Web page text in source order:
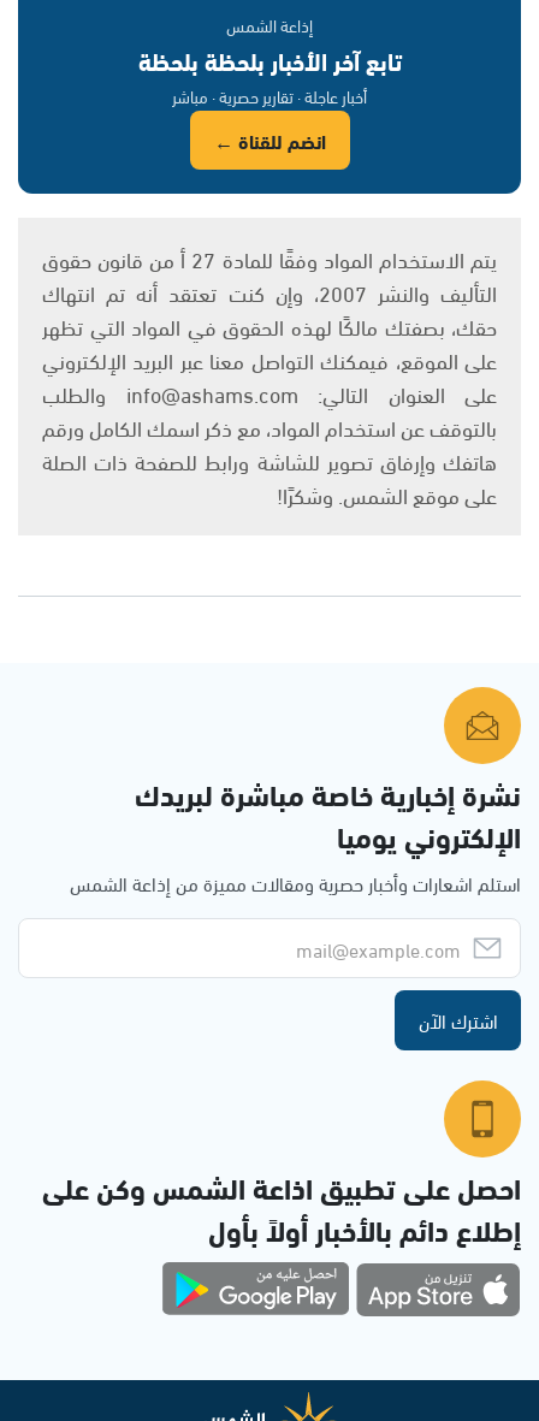
إذاعة الشمس
تابع آخر الأخبار بلحظة بلحظة
أخبار عاجلة · تقارير حصرية · مباشر
انضم للقناة ←
يتم الاستخدام المواد وفقًا للمادة 27 أ من قانون حقوق
التأليف والنشر 2007، وإن كنت تعتقد أنه تم انتهاك
حقك، بصفتك مالكًا لهذه الحقوق في المواد التي تظهر
على الموقع، فيمكنك التواصل معنا عبر البريد الإلكتروني
على العنوان التالي: info@ashams.com والطلب
بالتوقف عن استخدام المواد، مع ذكر اسمك الكامل ورقم
هاتفك وإرفاق تصوير للشاشة ورابط للصفحة ذات الصلة
على موقع الشمس. وشكرًا!
نشرة إخبارية خاصة مباشرة لبريدك
الإلكتروني يوميا
استلم اشعارات وأخبار حصرية ومقالات مميزة من إذاعة الشمس
اشترك الآن
احصل على تطبيق اذاعة الشمس وكن على
إطلاع دائم بالأخبار أولاً بأول